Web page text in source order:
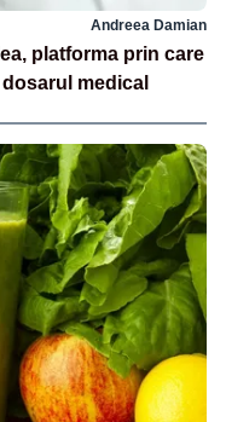
Andreea Damian
platforma prin care
medical